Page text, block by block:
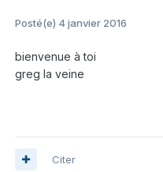
Posté(e) 4 janvier 2016
bienvenue à toi
greg la veine
Citer